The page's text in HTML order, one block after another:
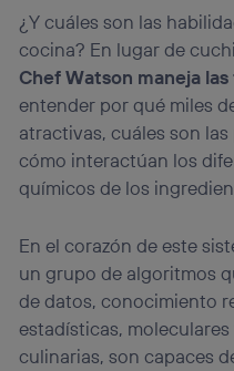
¿Y cuáles son las
cocina? En lugar de
Chef Watson maneja
entender por qué miles
atractivas, cuáles son
cómo interactúan los
químicos de los
En el corazón de este
un grupo de algoritmos
de datos, conocimiento
estadísticas,
culinarias, son capaces